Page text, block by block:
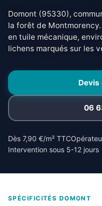
Domont (95330),
la forêt de
en tuile mécanique,
lichens marqués sur les
Devis
06
Dès 7,90 €/m² TTC
Intervention sous 5-12 jours
SPÉCIFICITÉS DOMONT